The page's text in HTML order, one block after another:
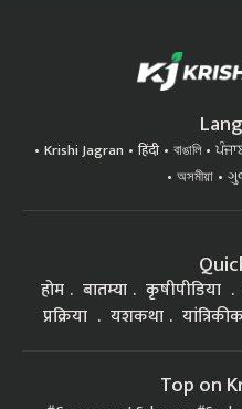
Krishi Jagran हिंदी বাঙালি
অসমীয়া
होम बातम्या कृषीपीडिया
प्रक्रिया
यशकथा
Top on